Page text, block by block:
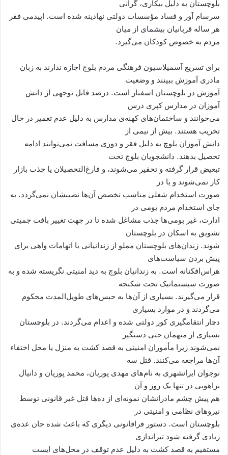
بلوچستان به دلیل بیکاری، گرانی
سرسام آور و فساد مؤسسات دولتی نهادینه شده است. اپیدمی فقر
هر ساله قربانیان بیشمای از میان
مردم به خصوص کودکان می‌گیرد.
برای تسریع آسمیلاسیون فرهنگی مردم بلوچ اجازه ندارند به زبان
مادری آموزش ببینند و وضعیت
آموزش در بلوچستان اسفبار است. درصد قابل توجهی از دانش
آموزان در مدارس کپری درس
می‌خوانند و ساختمان‌های کهنه‌ی مدارس به دلیل عدم تعمیر در حال
تخریب هستند. بیش از نیمی از
دانش آموزان بلوچ به دلیل فقر و دوری مسافت نمی‌توانند ادامه
تحصیل بدهند. دانشجویان بلوچ تحت
تبعیض قرار گرفته و تحقیر می‌شوند، و فارغ‌التحصیلان یا جذب بازار
کار نمی‌شوند و یا در
صورت استخدام شغلی مناسب تخصص آن‌ها نصیبشان نمی‌گردد. به
جای استخدام مردم بومی در
ادارت، غیر بومی‌ها جذب مشاغل شده تا در جهت تغییر بافت جمیتی
تشویق به اسکان در بلوچستان
شوند. زندان‌های بلوچستان مملو از زندانیانی با اتهامات واهی برای
پیش بردن سیاست‌های
هراس‌افکنانه است. به زندانیان بلوچ به دید امنیتی نگریسته شده و به
صورت سیستماتیک تحت شکنجه
قرار می‌گیرند. بسیاری از آن‌ها به حبس‌های طویل‌المدت محکوم
می‌گردند و در موارد بسیاری
دچار انتقامگیری کور دولتی شده و اعدام می‌گردند. در بلوچستان
بسیاری از متهمان حتی دستگیر
نمی‌شوند زیرا مأموران امنیتی به قصد کشت به منزل یا محل اختفاء
آن‌ها مراجعه می‌کنند. قتل سه
نوجوان ایرانشهری به نام‌های مهدی پوریان، محمد پوریان و دانیال
براهویی در تنها یک روز و آن
هم پیش چشم مادرانشان نمونه‌ای از ده‌ها قتل غیر قانونی توسط
نیروهای نظامی و امنیتی در
بلوچستان است. دستور فراقانونی دیگری که باعث شده جان عده‌ی
زیادی گرفته شود تیراندازی
مستقیم به قصد کشت به دلیل عدم توقف در محل‌های ایست